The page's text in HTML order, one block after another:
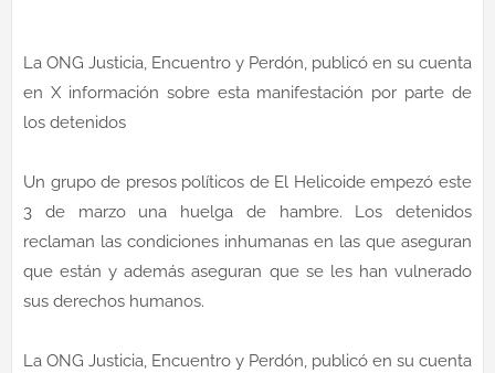
La ONG Justicia, Encuentro y Perdón, publicó en su cuenta
en X información sobre esta manifestación por parte de
los detenidos
Un grupo de presos políticos de El Helicoide empezó este
3 de marzo una huelga de hambre. Los detenidos
reclaman las condiciones inhumanas en las que aseguran
que están y además aseguran que se les han vulnerado
sus derechos humanos.
La ONG Justicia, Encuentro y Perdón, publicó en su cuenta